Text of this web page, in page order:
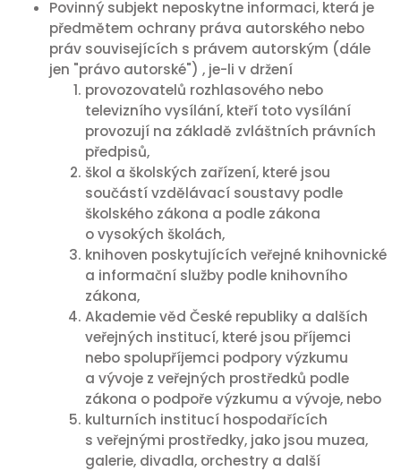
Povinný subjekt neposkytne informaci, která je
předmětem ochrany práva autorského nebo
práv souvisejících s právem autorským (dále
jen "právo autorské") , je-li v držení
provozovatelů rozhlasového nebo
televizního vysílání, kteří toto vysílání
provozují na základě zvláštních právních
předpisů,
škol a školských zařízení, které jsou
součástí vzdělávací soustavy podle
školského zákona a podle zákona
o vysokých školách,
knihoven poskytujících veřejné knihovnické
a informační služby podle knihovního
zákona,
Akademie věd České republiky a dalších
veřejných institucí, které jsou příjemci
nebo spolupříjemci podpory výzkumu
a vývoje z veřejných prostředků podle
zákona o podpoře výzkumu a vývoje, nebo
kulturních institucí hospodařících
s veřejnými prostředky, jako jsou muzea,
galerie, divadla, orchestry a další